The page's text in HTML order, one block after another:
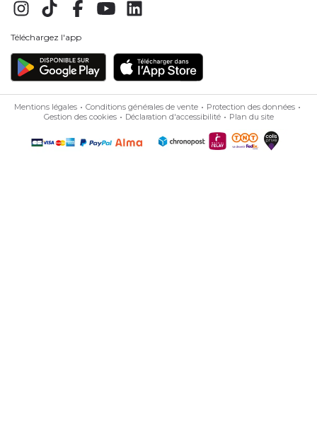
Téléchargez l'app
Mentions légales Conditions générales de vente
Protection des données
Gestion des cookies
Déclaration d'accessibilité Plan du site